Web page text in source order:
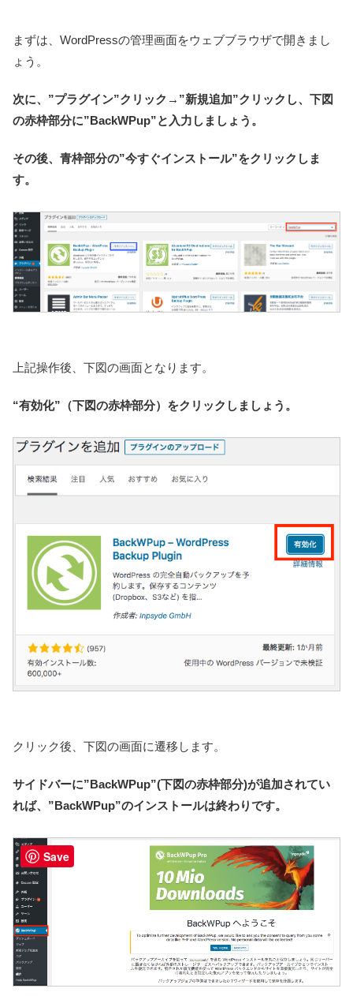
まずは、WordPressの管理画面をウェブブラウザで開きまし
ょう。
次に、”プラグイン”クリック→”新規追加”クリックし、下図
の赤枠部分に”BackWPup”と入力しましょう。
その後、青枠部分の”今すぐインストール”をクリックしま
す。
上記操作後、下図の画面となります。
“有効化”（下図の赤枠部分）をクリックしましょう。
クリック後、下図の画面に遷移します。
サイドバーに”BackWPup”(下図の赤枠部分)が追加されてい
れば、”BackWPup”のインストールは終わりです。
Save